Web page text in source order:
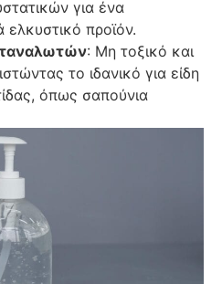
για ένα
ελκυστικό προϊόν.
: Μη τοξικό και
το ιδανικό για είδη
όπως σαπούνια